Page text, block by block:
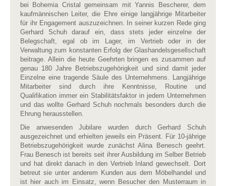
bei Bohemia Cristal gemeinsam mit Yannis Bescherer, dem
kaufmännischen Leiter, die Ehre einige langjährige Mitarbeiter
für ihr Engagement auszuzeichnen. In seiner kurzen Rede ging
Gerhard Schuh darauf ein, dass stets jeder einzelne der
Belegschaft, egal ob im Lager, im Vertrieb oder in der
Verwaltung zum konstanten Erfolg der Glashandelsgesellschaft
beitrage. Allein die heute Geehrten bringen es zusammen auf
genau 180 Jahre Betriebszugehörigkeit und sind damit jeder
Einzelne eine tragende Säule des Unternehmens. Langjährige
Mitarbeiter sind durch ihre Kenntnisse, Routine und
Qualifikation immer ein Stabilitätsfaktor in jedem Unternehmen
und das wollte Gerhard Schuh nochmals besonders durch die
Ehrung herausstellen.
Die anwesenden Jubilare wurden durch Gerhard Schuh
ausgezeichnet und erhielten jeweils ein Präsent. Für 10-jährige
Betriebszugehörigkeit wurde zunächst Alina Benesch geehrt.
Frau Benesch ist bereits seit ihrer Ausbildung im Selber Betrieb
und hat direkt danach in den Vertrieb Inland gewechselt. Dort
betreut sie unter anderem Kunden aus dem Möbelhandel und
ist hier auch im Einsatz, wenn Besucher den Musterraum in